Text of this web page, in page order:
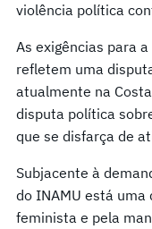
violência política
As exigências para
refletem uma
atualmente na
disputa política
que se disfarça de
Subjacente à
do INAMU está
feminista e pela